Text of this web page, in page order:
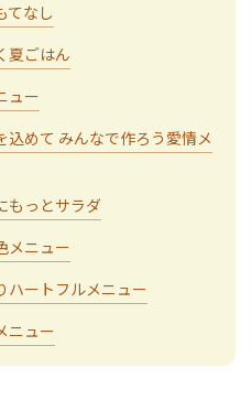
てなし
夏ごはん
ュー
込めて みんなで作ろう愛情メ
もっとサラダ
メニュー
ハートフルメニュー
ニュー